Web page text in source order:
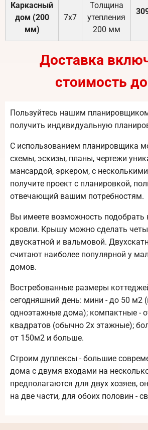
Каркасный
дом (200
мм)
7х7
Толщина
утепления
200 мм
Доставка
стоимость
Пользуйтесь нашим
получить индивидуальную
С использованием планировщика
схемы, эскизы, планы, чертежи
мансардой, эркером, с
получите проект с планировкой,
отвечающий вашим потребностям.
Вы имеете возможность
кровли. Крышу можно сделать
двускатной и вальмовой.
считают наиболее популярной у
домов.
Востребованные размеры
сегодняшний день: мини - до 50 м2
одноэтажные дома); компактные -
квадратов (обычно 2х этажные);
от 150м2 и больше.
Строим дуплексы - большие
дома с двумя входами на
предполагаются для двух хозяев,
на две части, для обоих половин -